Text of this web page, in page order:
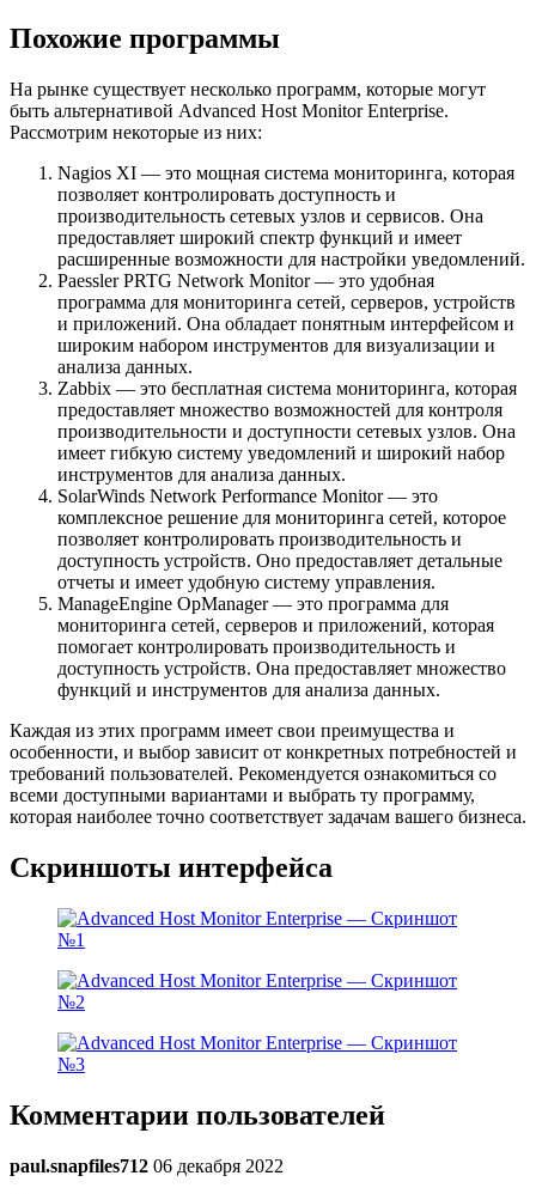
Похожие программы
На рынке существует несколько программ, которые могут
быть альтернативой Advanced Host Monitor Enterprise.
Рассмотрим некоторые из них:
Nagios XI — это мощная система мониторинга, которая
позволяет контролировать доступность и
производительность сетевых узлов и сервисов. Она
предоставляет широкий спектр функций и имеет
расширенные возможности для настройки уведомлений.
Paessler PRTG Network Monitor — это удобная
программа для мониторинга сетей, серверов, устройств
и приложений. Она обладает понятным интерфейсом и
широким набором инструментов для визуализации и
анализа данных.
Zabbix — это бесплатная система мониторинга, которая
предоставляет множество возможностей для контроля
производительности и доступности сетевых узлов. Она
имеет гибкую систему уведомлений и широкий набор
инструментов для анализа данных.
SolarWinds Network Performance Monitor — это
комплексное решение для мониторинга сетей, которое
позволяет контролировать производительность и
доступность устройств. Оно предоставляет детальные
отчеты и имеет удобную систему управления.
ManageEngine OpManager — это программа для
мониторинга сетей, серверов и приложений, которая
помогает контролировать производительность и
доступность устройств. Она предоставляет множество
функций и инструментов для анализа данных.
Каждая из этих программ имеет свои преимущества и
особенности, и выбор зависит от конкретных потребностей и
требований пользователей. Рекомендуется ознакомиться со
всеми доступными вариантами и выбрать ту программу,
которая наиболее точно соответствует задачам вашего бизнеса.
Скриншоты интерфейса
Комментарии пользователей
paul.snapfiles712 06 декабря 2022